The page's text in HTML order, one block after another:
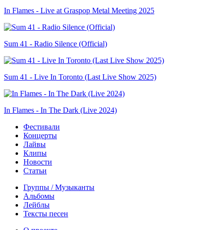
In Flames - Live at Graspop Metal Meeting 2025
Sum 41 - Radio Silence (Official)
Sum 41 - Live In Toronto (Last Live Show 2025)
In Flames - In The Dark (Live 2024)
Фестивали
Концерты
Лайвы
Клипы
Новости
Статьи
Группы / Музыканты
Альбомы
Лейблы
Тексты песен